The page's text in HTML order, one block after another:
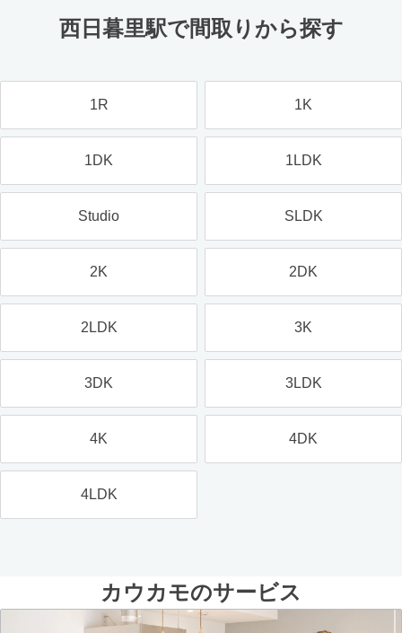
西日暮里駅で間取りから探す
1R 1K
1DK 1LDK
Studio SLDK
2K 2DK
2LDK 3K
3DK 3LDK
4K 4DK
4LDK
カウカモのサービス